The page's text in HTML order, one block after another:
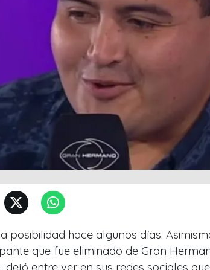
posibilidad hace algunos días.
que fue eliminado de Gran
dejó entre ver en sus redes sociales